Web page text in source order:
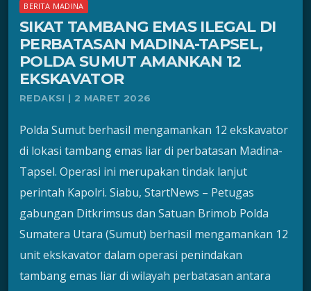
BERITA MADINA
SIKAT TAMBANG EMAS ILEGAL DI
PERBATASAN MADINA-TAPSEL,
POLDA SUMUT AMANKAN 12
EKSKAVATOR
REDAKSI | 2 MARET 2026
Polda Sumut berhasil mengamankan 12 ekskavator
di lokasi tambang emas liar di perbatasan Madina-
Tapsel. Operasi ini merupakan tindak lanjut
perintah Kapolri. Siabu, StartNews – Petugas
gabungan Ditkrimsus dan Satuan Brimob Polda
Sumatera Utara (Sumut) berhasil mengamankan 12
unit ekskavator dalam operasi penindakan
tambang emas liar di wilayah perbatasan antara